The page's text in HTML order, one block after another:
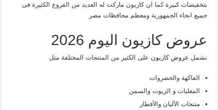
بتخفيضات كبيرة كما ان كازيون ماركت له العديد من الفروع الكثيرة فى
جميع انحاء الجمهورية ومعظم محافظات مصر
عروض كازيون اليوم 2026
تشمل عروض كازيونعلى الكثير من المنتجات المختلفة مثل
الفاكهة والخضروات
المعلبات و الزيوت والسمن
منتجات الألبان والأفطار